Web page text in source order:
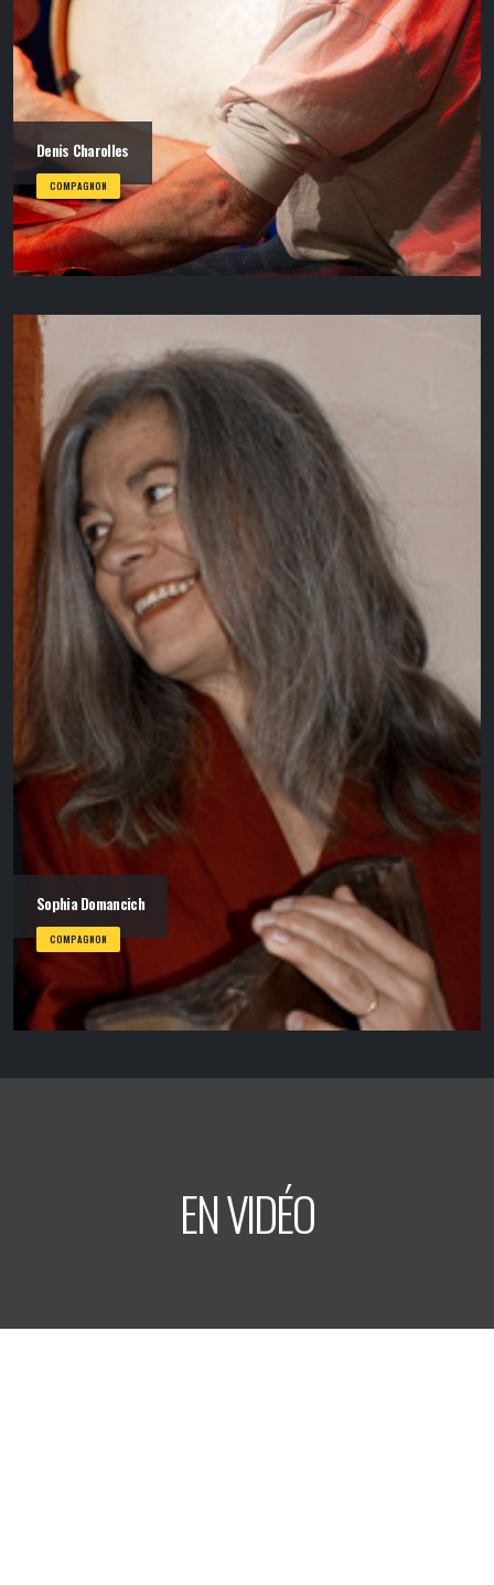
Denis Charolles
COMPAGNON
Sophia Domancich
COMPAGNON
EN VIDÉO